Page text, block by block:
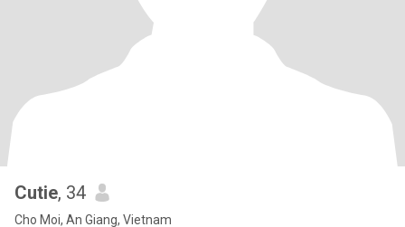
Cutie, 34
Cho Moi, An Giang, Vietnam